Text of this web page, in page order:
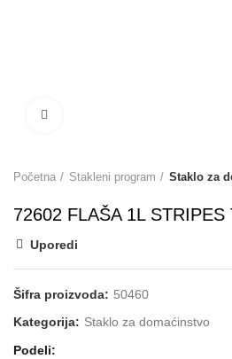
Početna Stakleni program Staklo za
72602 FLAŠA 1L STRIPES
Uporedi
Šifra proizvoda: 50460
Kategorija: Staklo za domaćinstvo
Podeli